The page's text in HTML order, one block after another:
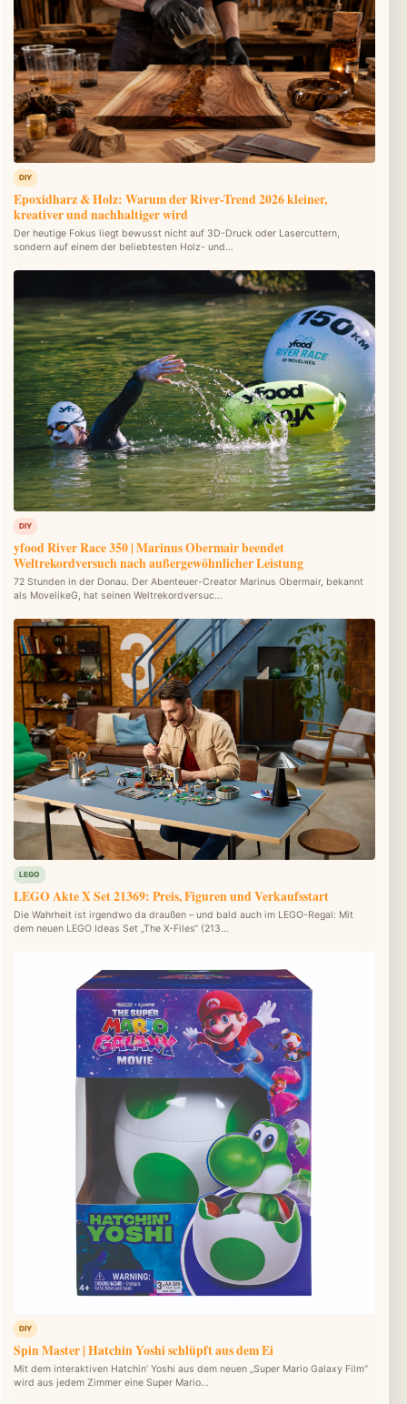
DIY
Epoxidharz & Holz: Warum der River-Trend 2026 kleiner,
kreativer und nachhaltiger wird
Der heutige Fokus liegt bewusst nicht auf 3D-Druck oder Lasercuttern,
sondern auf einem der beliebtesten Holz- und…
DIY
yfood River Race 350 | Marinus Obermair beendet
Weltrekordversuch nach außergewöhnlicher Leistung
72 Stunden in der Donau. Der Abenteuer-Creator Marinus Obermair, bekannt
als MovelikeG, hat seinen Weltrekordversuc…
LEGO
LEGO Akte X Set 21369: Preis, Figuren und Verkaufsstart
Die Wahrheit ist irgendwo da draußen – und bald auch im LEGO-Regal: Mit
dem neuen LEGO Ideas Set „The X-Files“ (213…
DIY
Spin Master | Hatchin Yoshi schlüpft aus dem Ei
Mit dem interaktiven Hatchin‘ Yoshi aus dem neuen „Super Mario Galaxy Film“
wird aus jedem Zimmer eine Super Mario…